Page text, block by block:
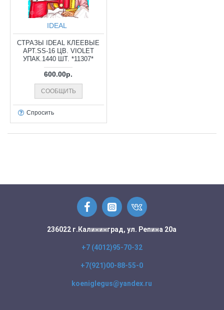
IDEAL
СТРАЗЫ IDEAL КЛЕЕВЫЕ
АРТ.SS-16 ЦВ. VIOLET
УПАК.1440 ШТ. *11307*
600.00р.
СООБЩИТЬ
Спросить
236022 г.Калининград, ул. Репина 20а
+7 (4012)95-70-32
+7(921)00-88-55-0
koeniglegus@yandex.ru